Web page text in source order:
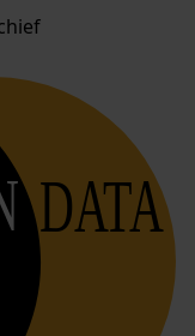
DATA